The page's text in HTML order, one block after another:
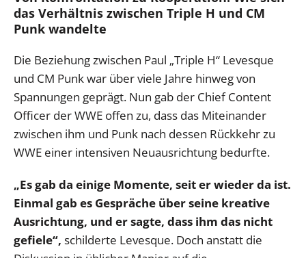
das Verhältnis zwischen Triple H und CM
Punk wandelte
Die Beziehung zwischen Paul „Triple H“ Levesque
und CM Punk war über viele Jahre hinweg von
Spannungen geprägt. Nun gab der Chief Content
Officer der WWE offen zu, dass das Miteinander
zwischen ihm und Punk nach dessen Rückkehr zu
WWE einer intensiven Neuausrichtung bedurfte.
„Es gab da einige Momente, seit er wieder da ist.
Einmal gab es Gespräche über seine kreative
Ausrichtung, und er sagte, dass ihm das nicht
gefiele“, schilderte Levesque. Doch anstatt die